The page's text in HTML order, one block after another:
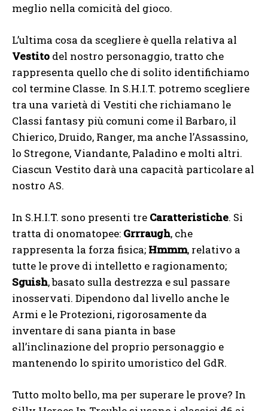
meglio nella comicità del gioco.
L’ultima cosa da scegliere è quella relativa al
Vestito del nostro personaggio, tratto che
rappresenta quello che di solito identifichiamo
col termine Classe. In S.H.I.T. potremo scegliere
tra una varietà di Vestiti che richiamano le
Classi fantasy più comuni come il Barbaro, il
Chierico, Druido, Ranger, ma anche l’Assassino,
lo Stregone, Viandante, Paladino e molti altri.
Ciascun Vestito darà una capacità particolare al
nostro AS.
In S.H.I.T. sono presenti tre Caratteristiche. Si
tratta di onomatopee: Grrraugh, che
rappresenta la forza fisica; Hmmm, relativo a
tutte le prove di intelletto e ragionamento;
Sguish, basato sulla destrezza e sul passare
inosservati. Dipendono dal livello anche le
Armi e le Protezioni, rigorosamente da
inventare di sana pianta in base
all’inclinazione del proprio personaggio e
mantenendo lo spirito umoristico del GdR.
Tutto molto bello, ma per superare le prove? In